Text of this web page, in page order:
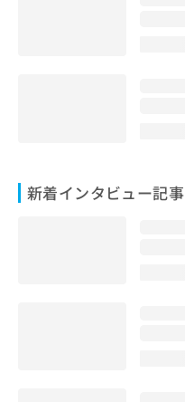
新着インタビュー記事